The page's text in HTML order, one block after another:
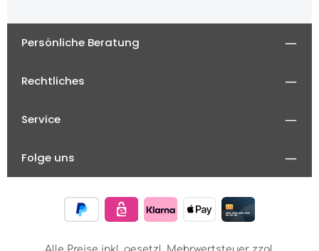
Persönliche Beratung
Rechtliches
Service
Folge uns